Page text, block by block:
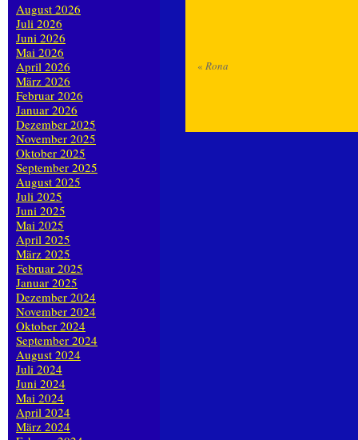
« Rona
August 2026
Juli 2026
Juni 2026
Mai 2026
April 2026
März 2026
Februar 2026
Januar 2026
Dezember 2025
November 2025
Oktober 2025
September 2025
August 2025
Juli 2025
Juni 2025
Mai 2025
April 2025
März 2025
Februar 2025
Januar 2025
Dezember 2024
November 2024
Oktober 2024
September 2024
August 2024
Juli 2024
Juni 2024
Mai 2024
April 2024
März 2024